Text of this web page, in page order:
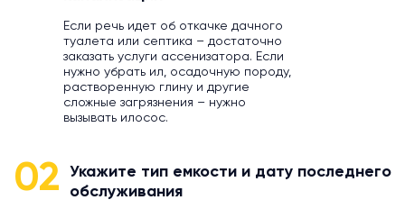
Если речь идет об откачке дачного
туалета или септика – достаточно
заказать услуги ассенизатора. Если
нужно убрать ил, осадочную породу,
растворенную глину и другие
сложные загрязнения – нужно
вызывать илосос.
02
Укажите тип емкости и дату последнего
обслуживания